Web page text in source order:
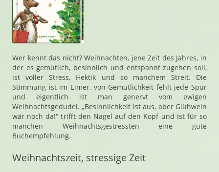
Wer kennt das nicht? Weihnachten, jene Zeit des Jahres, in
der es gemütlich, besinnlich und entspannt zugehen soll,
ist voller Stress, Hektik und so manchem Streit. Die
Stimmung ist im Eimer, von Gemütlichkeit fehlt jede Spur
und eigentlich ist man genervt vom ewigen
Weihnachtsgedudel. „Besinnlichkeit ist aus, aber Glühwein
wär noch da!“ trifft den Nagel auf den Kopf und ist für so
manchen Weihnachtsgestressten eine gute
Buchempfehlung.
Weihnachtszeit, stressige Zeit